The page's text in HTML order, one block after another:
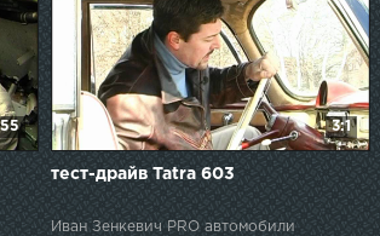
3:1
тест-драйв Tatra 603
Иван Зенкевич PRO автомобили